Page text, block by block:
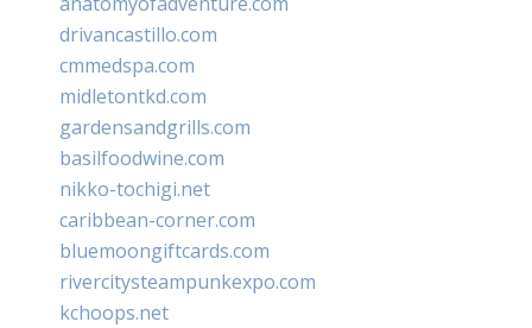
drivancastillo.com
cmmedspa.com
midletontkd.com
gardensandgrills.com
basilfoodwine.com
nikko-tochigi.net
caribbean-corner.com
bluemoongiftcards.com
rivercitysteampunkexpo.com
kchoops.net